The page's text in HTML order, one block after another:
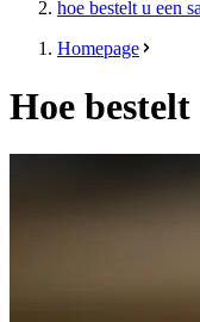
hoe bestelt u een
Homepage
Hoe bestelt